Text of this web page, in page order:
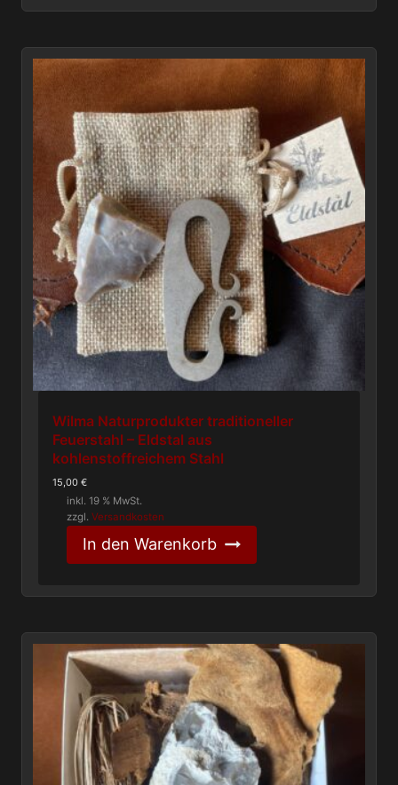
Wilma Naturprodukter traditioneller
Feuerstahl – Eldstal aus
kohlenstoffreichem Stahl
15,00€
inkl. 19 % MwSt.
zzgl.Versandkosten
In den Warenkorb